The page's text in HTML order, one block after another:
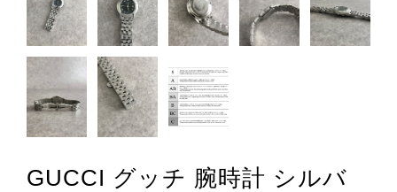
GUCCI グッチ 腕時計 シルバ